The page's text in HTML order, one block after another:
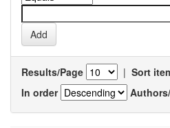
Results/Page | Sort
In order